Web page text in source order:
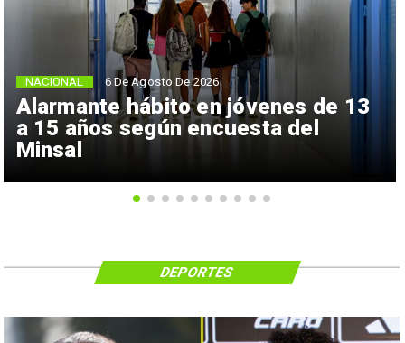
Alarmante hábito en jóvenes de 13
a 15 años según encuesta del
Minsal
NACIONAL 6 De Agosto De 2026
DEPORTES